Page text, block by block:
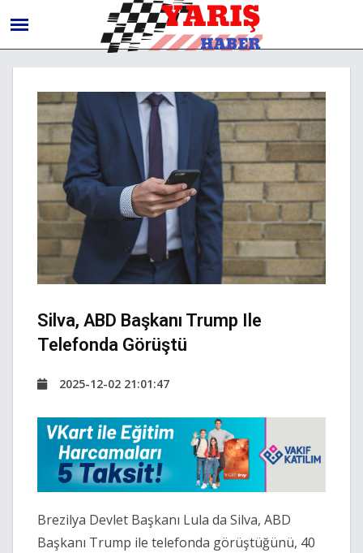
Silva, ABD Başkanı Trump Ile
Telefonda Görüştü
2025-12-02 21:01:47
Brezilya Devlet Başkanı Lula da Silva, ABD
Başkanı Trump ile telefonda görüştüğünü, 40